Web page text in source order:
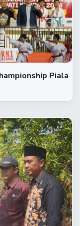
Piala